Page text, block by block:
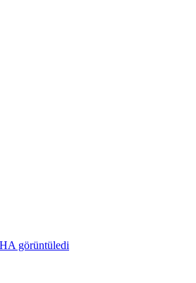
görüntüledi